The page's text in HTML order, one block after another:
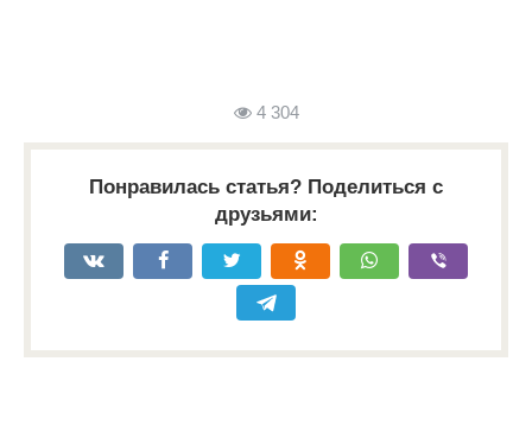
4 304
Понравилась статья? Поделиться с
друзьями: